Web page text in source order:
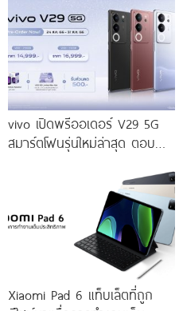
vivo เปิดพรีออเดอร์ V29 5G
สมาร์ตโฟนรุ่นใหม่ล่าสุด ตอบ
ราคาเริ่มต้นเพียง 14,999 บาท
จัดเต็มกับโปรโมชันพิเศษก่อนใคร
Xiaomi Pad 6 แท็บเล็ตที่ถูก